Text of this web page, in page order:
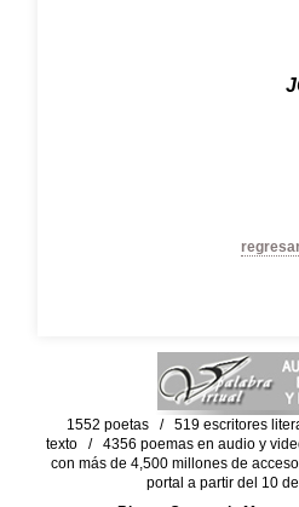
1552 poetas / 519 escritores
texto / 4356 poemas en audio y
con más de 4,500 millones de
portal a partir del 10